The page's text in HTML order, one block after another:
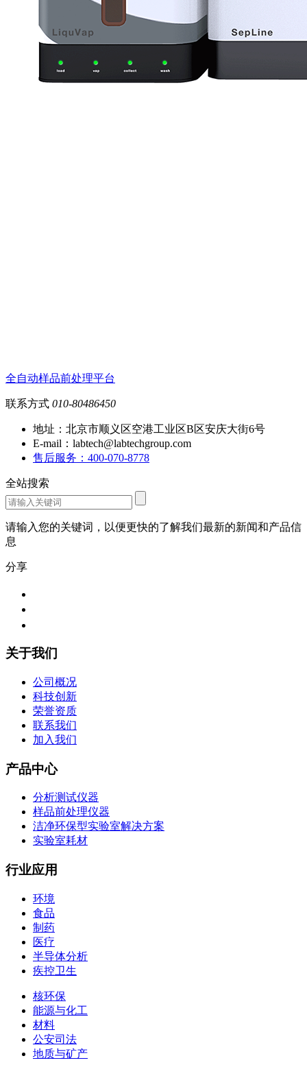
全自动样品前处理平台
联系方式 010-80486450
地址：北京市顺义区空港工业区B区安庆大街6号
E-mail：labtech@labtechgroup.com
售后服务：400-070-8778
全站搜索
请输入您的关键词，以便更快的了解我们最新的新闻和产品信
息
分享
关于我们
公司概况
科技创新
荣誉资质
联系我们
加入我们
产品中心
分析测试仪器
样品前处理仪器
洁净环保型实验室解决方案
实验室耗材
行业应用
环境
食品
制药
医疗
半导体分析
疾控卫生
核环保
能源与化工
材料
公安司法
地质与矿产